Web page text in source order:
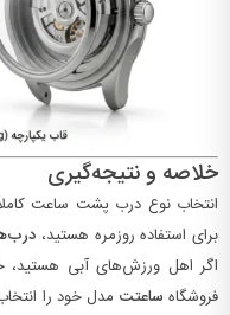
خلاصه و نتیجه‌گیری
انتخاب نوع درب پشت ساعت کاملاً
برای استفاده روزمره هستید،
اگر اهل ورزش‌های آبی هستید،
فروشگاه ساعتت مدل خود را